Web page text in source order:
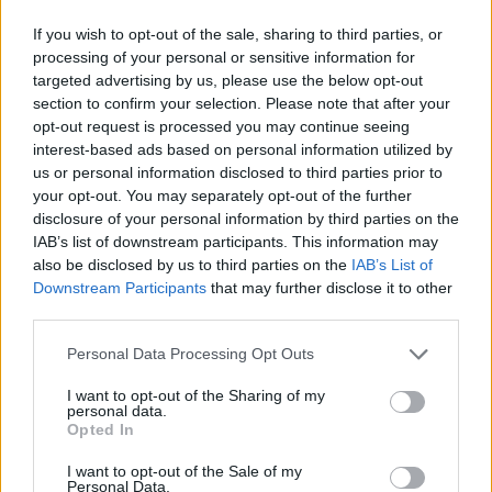
If you wish to opt-out of the sale, sharing to third parties, or
processing of your personal or sensitive information for
targeted advertising by us, please use the below opt-out
section to confirm your selection. Please note that after your
opt-out request is processed you may continue seeing
interest-based ads based on personal information utilized by
us or personal information disclosed to third parties prior to
your opt-out. You may separately opt-out of the further
disclosure of your personal information by third parties on the
IAB’s list of downstream participants. This information may
also be disclosed by us to third parties on the IAB’s List of
Downstream Participants that may further disclose it to other
Please note that this website/app uses one or more Google
not limited to your visit or usage behaviour. You may click to
grant or deny consent to Google and its third-party tags to
use your data for below specified purposes in below Google
consent section.
Personal Data Processing Opt Outs
I want to opt-out of the Sharing of my
personal data.
Opted In
I want to opt-out of the Sale of my
Personal Data.
preço do token.
Ao contrário de muitos outros tokens / moedas no mundo
criptográfico, o Xenon Pay (X2P) tem umroteiro claro
o mais importante, um plano de marketing em vigor. A
equipe do token X2P planejacomeçar com o marketing
de mídia social locale expandir seu horizonte,
contratando influenciadores de criptografia. Eles
também têm como objetivo fornecer vários lançamentos
escalar
seus esforços de marketing
em um nível internacional, o
O token X2P é deflacionário, o que significa que, a cada
aumentará. Omodelo deflacionáriopode atrair muitos